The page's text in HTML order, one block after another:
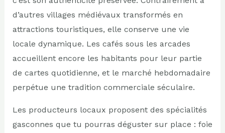
d’autres villages médiévaux transformés en
attractions touristiques, elle conserve une vie
locale dynamique. Les cafés sous les arcades
accueillent encore les habitants pour leur partie
de cartes quotidienne, et le marché hebdomadaire
perpétue une tradition commerciale séculaire.
Les producteurs locaux proposent des spécialités
gasconnes que tu pourras déguster sur place : foie